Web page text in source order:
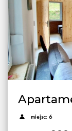
miejsc: 6